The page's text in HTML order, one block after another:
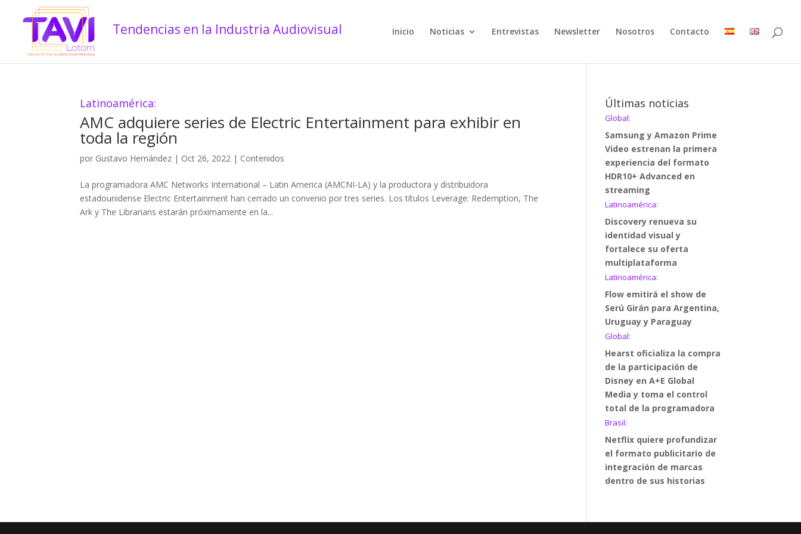
Inicio Noticias Entrevistas Newsletter Nosotros Contacto
Latinoamérica:
AMC adquiere series de Electric Entertainment para exhibir en
toda la región
por Gustavo Hernández | Oct 26, 2022 | Contenidos
La programadora AMC Networks International – Latin America (AMCNI-LA) y la productora y distribuidora
estadounidense Electric Entertainment han cerrado un convenio por tres series. Los títulos Leverage: Redemption, The
Ark y The Librarians estarán próximamente en la...
Últimas noticias
Global:
Samsung y Amazon Prime
Video estrenan la primera
experiencia del formato
HDR10+ Advanced en
streaming
Latinoamérica:
Discovery renueva su
identidad visual y
fortalece su oferta
multiplataforma
Latinoamérica:
Flow emitirá el show de
Serú Girán para Argentina,
Uruguay y Paraguay
Global:
Hearst oficializa la compra
de la participación de
Disney en A+E Global
Media y toma el control
total de la programadora
Brasil:
Netflix quiere profundizar
el formato publicitario de
integración de marcas
dentro de sus historias